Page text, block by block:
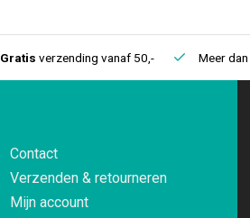
Gratis verzending vanaf 50,- Meer dan
Contact
Verzenden & retourneren
Mijn account